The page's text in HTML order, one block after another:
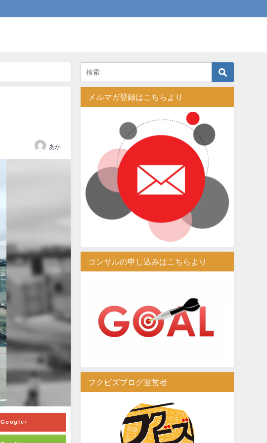
あか
Google+
メルマガ登録はこちらより
コンサルの申し込みはこちらより
フクビズブログ運営者